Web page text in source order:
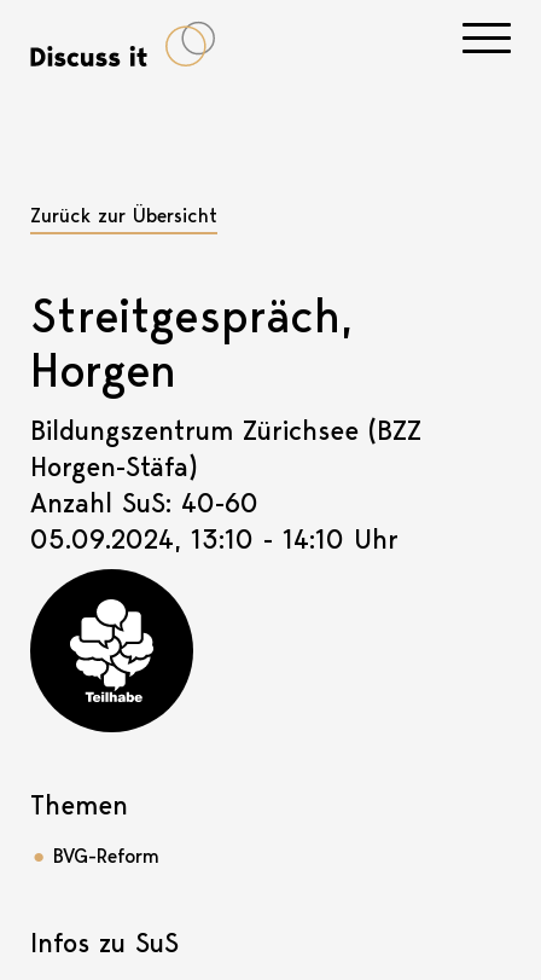
Zurück zur Übersicht
Streitgespräch,
Horgen
Bildungszentrum Zürichsee (BZZ
Horgen-Stäfa)
Anzahl SuS: 40-60
05.09.2024, 13:10 - 14:10 Uhr
Teilhabe-Projekt
Themen
BVG-Reform
Infos zu SuS